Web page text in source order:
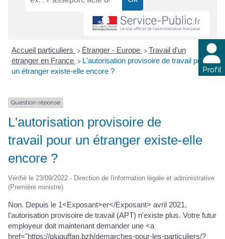
Profil
Accueil particuliers > Étranger - Europe > Travail d'un
étranger en France > L'autorisation provisoire de travail pour
un étranger existe-elle encore ?
Question-réponse
L'autorisation provisoire de
travail pour un étranger existe-elle
encore ?
Vérifié le 23/09/2022 - Direction de l'information légale et administrative
(Première ministre)
Non. Depuis le 1<Exposant>er</Exposant> avril 2021,
l'autorisation provisoire de travail (APT) n'existe plus. Votre futur
employeur doit maintenant demander une <a
href="https://pluguffan.bzh/demarches-pour-les-particuliers/?